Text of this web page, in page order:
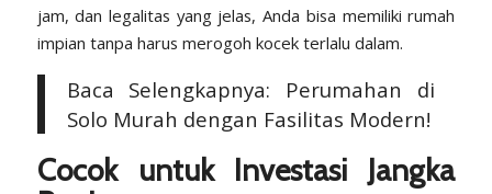
jam, dan legalitas yang jelas, Anda bisa memiliki rumah
impian tanpa harus merogoh kocek terlalu dalam.
Baca Selengkapnya: Perumahan di
Solo Murah dengan Fasilitas Modern!
Cocok untuk Investasi Jangka